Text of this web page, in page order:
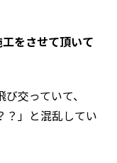
をさせて頂いて
交っていて、
？」と混乱してい